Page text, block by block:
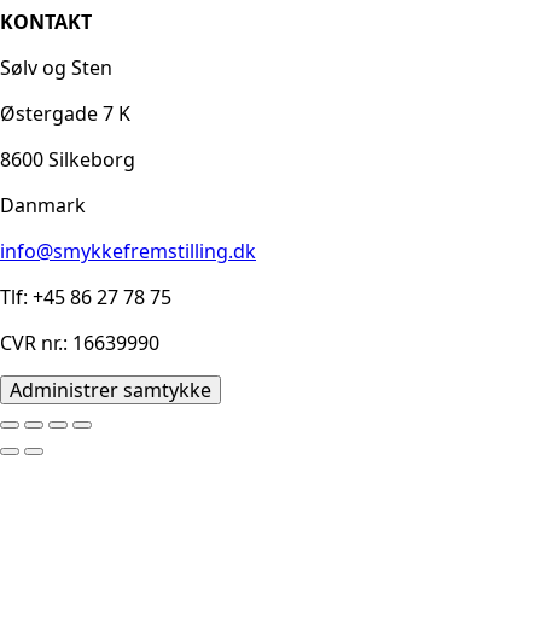
KONTAKT
Sølv og Sten
Østergade 7 K
8600 Silkeborg
Danmark
info@smykkefremstilling.dk
Tlf: +45 86 27 78 75
CVR nr.: 16639990
Administrer samtykke